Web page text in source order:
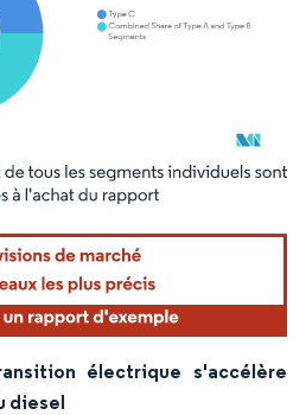
nécessite une attribution sous CC BY
électrique s'accélère
diesel